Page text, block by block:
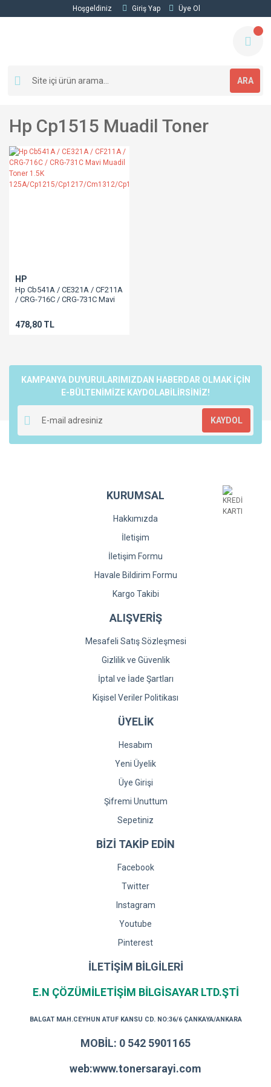
Hoşgeldiniz Giriş Yap Üye Ol
ARA
Hp Cp1515 Muadil Toner
HP
Hp Cb541A / CE321A / CF211A
/ CRG-716C / CRG-731C Mavi
125A/Cp1215/Cp1217/Cm1312/Cp1515/Cp1518
478,80 TL
KAMPANYA DUYURULARIMIZDAN HABERDAR OLMAK İÇİN
E-BÜLTENİMİZE KAYDOLABİLİRSİNİZ!
KAYDOL
KURUMSAL
Hakkımızda
İletişim
İletişim Formu
Havale Bildirim Formu
Kargo Takibi
ALIŞVERİŞ
Mesafeli Satış Sözleşmesi
Gizlilik ve Güvenlik
İptal ve İade Şartları
Kişisel Veriler Politikası
ÜYELİK
Hesabım
Yeni Üyelik
Üye Girişi
Şifremi Unuttum
Sepetiniz
BİZİ TAKİP EDİN
Facebook
Twitter
Instagram
Youtube
Pinterest
İLETİŞİM BİLGİLERİ
E.N ÇÖZÜMİLETİŞİM BİLGİSAYAR LTD.ŞTİ
BALGAT MAH.CEYHUN ATUF KANSU CD. NO:36/6 ÇANKAYA/ANKARA
MOBİL: 0 542 5901165
web:www.tonersarayi.com